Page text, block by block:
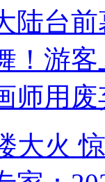
陆台
！游客
师用
大火